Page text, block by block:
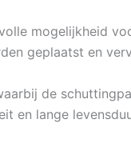
mogelijkheid
geplaatst en
de
en lange